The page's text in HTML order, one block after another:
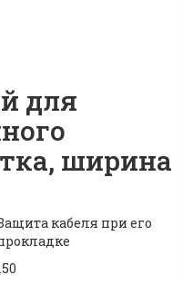
для
ширина
кабеля при его